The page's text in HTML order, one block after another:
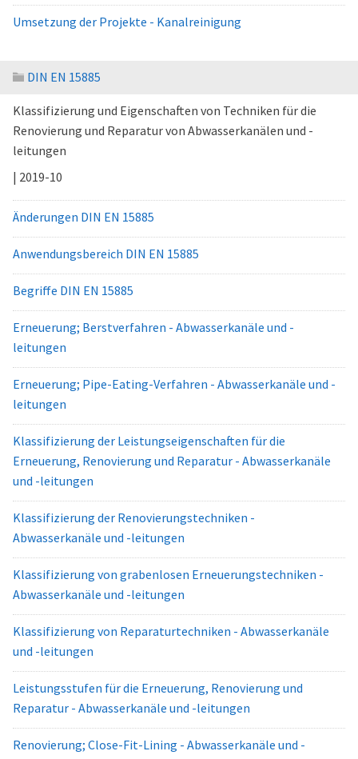
Umsetzung der Projekte - Kanalreinigung
DIN EN 15885
Klassifizierung und Eigenschaften von Techniken für die
Renovierung und Reparatur von Abwasserkanälen und -
leitungen
| 2019-10
Änderungen DIN EN 15885
Anwendungsbereich DIN EN 15885
Begriffe DIN EN 15885
Erneuerung; Berstverfahren - Abwasserkanäle und -
leitungen
Erneuerung; Pipe-Eating-Verfahren - Abwasserkanäle und -
leitungen
Klassifizierung der Leistungseigenschaften für die
Erneuerung, Renovierung und Reparatur - Abwasserkanäle
und -leitungen
Klassifizierung der Renovierungstechniken -
Abwasserkanäle und -leitungen
Klassifizierung von grabenlosen Erneuerungstechniken -
Abwasserkanäle und -leitungen
Klassifizierung von Reparaturtechniken - Abwasserkanäle
und -leitungen
Leistungsstufen für die Erneuerung, Renovierung und
Reparatur - Abwasserkanäle und -leitungen
Renovierung; Close-Fit-Lining - Abwasserkanäle und -